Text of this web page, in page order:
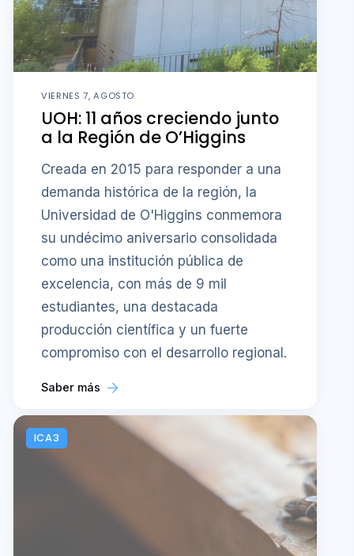
VIERNES 7, AGOSTO
UOH: 11 años creciendo junto
a la Región de O’Higgins
Creada en 2015 para responder a una
demanda histórica de la región, la
Universidad de O'Higgins conmemora
su undécimo aniversario consolidada
como una institución pública de
excelencia, con más de 9 mil
estudiantes, una destacada
producción científica y un fuerte
compromiso con el desarrollo regional.
Saber más
ICA3